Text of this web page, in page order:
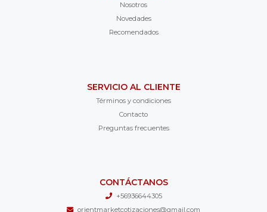
Nosotros
Novedades
Recomendados
SERVICIO AL CLIENTE
Términos y condiciones
Contacto
Preguntas frecuentes
CONTÁCTANOS
+56936644305
orientmarketcotizaciones@gmail.com